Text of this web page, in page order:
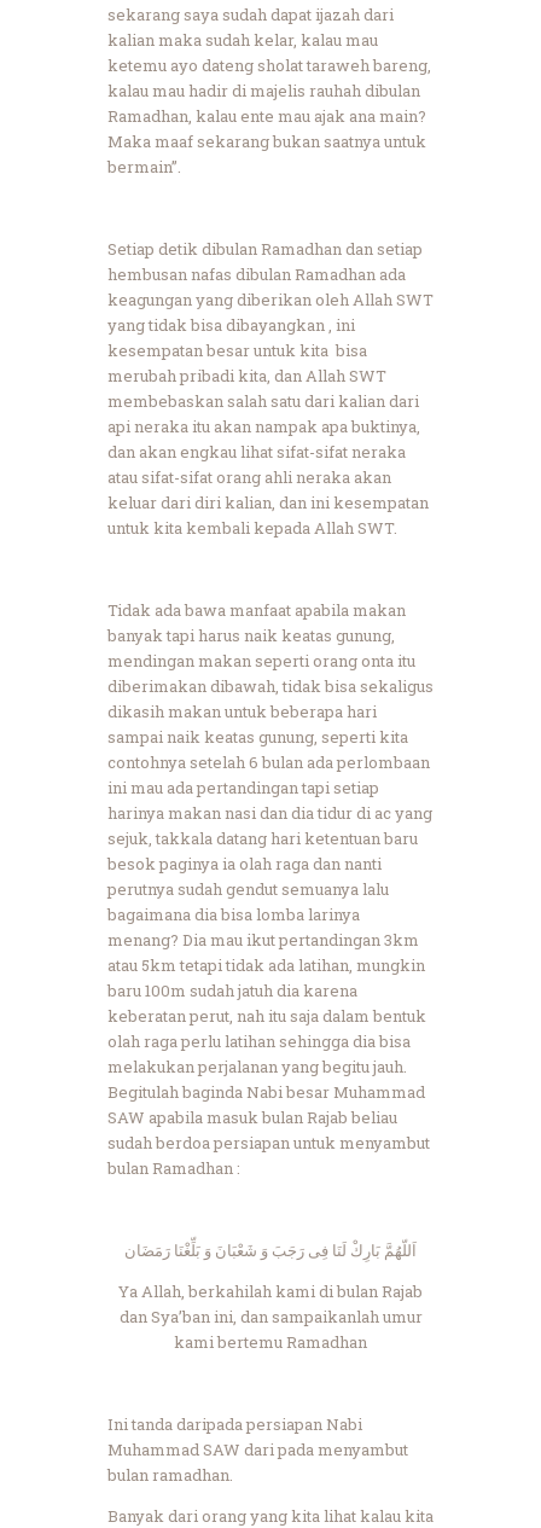
sekarang saya sudah dapat ijazah dari
kalian maka sudah kelar, kalau mau
ketemu ayo dateng sholat taraweh bareng,
kalau mau hadir di majelis rauhah dibulan
Ramadhan, kalau ente mau ajak ana main?
Maka maaf sekarang bukan saatnya untuk
bermain”.
Setiap detik dibulan Ramadhan dan setiap
hembusan nafas dibulan Ramadhan ada
keagungan yang diberikan oleh Allah SWT
yang tidak bisa dibayangkan , ini
kesempatan besar untuk kita bisa
merubah pribadi kita, dan Allah SWT
membebaskan salah satu dari kalian dari
api neraka itu akan nampak apa buktinya,
dan akan engkau lihat sifat-sifat neraka
atau sifat-sifat orang ahli neraka akan
keluar dari diri kalian, dan ini kesempatan
untuk kita kembali kepada Allah SWT.
Tidak ada bawa manfaat apabila makan
banyak tapi harus naik keatas gunung,
mendingan makan seperti orang onta itu
diberimakan dibawah, tidak bisa sekaligus
dikasih makan untuk beberapa hari
sampai naik keatas gunung, seperti kita
contohnya setelah 6 bulan ada perlombaan
ini mau ada pertandingan tapi setiap
harinya makan nasi dan dia tidur di ac yang
sejuk, takkala datang hari ketentuan baru
besok paginya ia olah raga dan nanti
perutnya sudah gendut semuanya lalu
bagaimana dia bisa lomba larinya
menang? Dia mau ikut pertandingan 3km
atau 5km tetapi tidak ada latihan, mungkin
baru 100m sudah jatuh dia karena
keberatan perut, nah itu saja dalam bentuk
olah raga perlu latihan sehingga dia bisa
melakukan perjalanan yang begitu jauh.
Begitulah baginda Nabi besar Muhammad
SAW apabila masuk bulan Rajab beliau
sudah berdoa persiapan untuk menyambut
bulan Ramadhan :
اَللّهُمَّ بَارِكْ لَنَا فِى رَجَبَ وَ شَعْبَانَ وَ بَلِّغْنَا رَمَضَان
Ya Allah, berkahilah kami di bulan Rajab
dan Sya’ban ini, dan sampaikanlah umur
kami bertemu Ramadhan
Ini tanda daripada persiapan Nabi
Muhammad SAW dari pada menyambut
bulan ramadhan.
Banyak dari orang yang kita lihat kalau kita